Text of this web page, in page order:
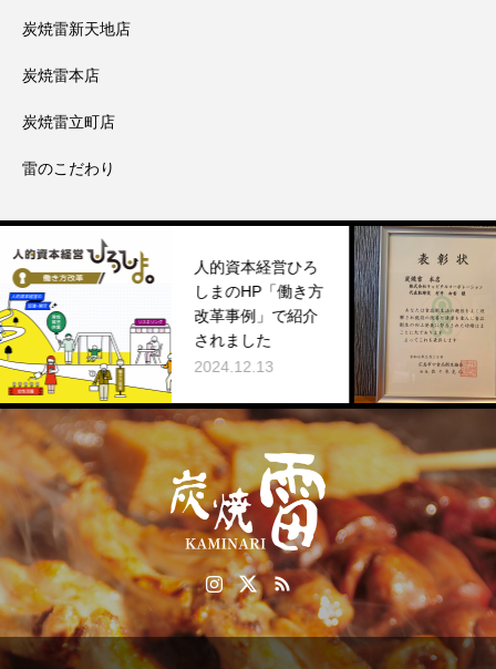
炭焼雷新天地店
炭焼雷本店
炭焼雷立町店
雷のこだわり
人的資本経営ひろ
しまのHP「働き方
改革事例」で紹介
されました
2024.12.13
令
的
り
彰